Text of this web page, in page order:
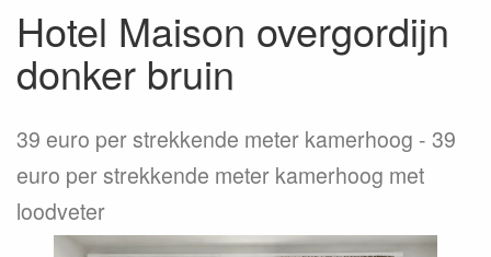
Hotel Maison overgordijn
donker bruin
39 euro per strekkende meter kamerhoog
39
euro per strekkende meter kamerhoog met
loodveter